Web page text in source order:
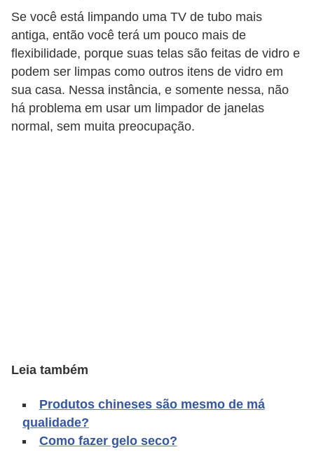
Se você está limpando uma TV de tubo mais
antiga, então você terá um pouco mais de
flexibilidade, porque suas telas são feitas de vidro e
podem ser limpas como outros itens de vidro em
sua casa. Nessa instância, e somente nessa, não
há problema em usar um limpador de janelas
normal, sem muita preocupação.
Leia também
Produtos chineses são mesmo de má
qualidade?
Como fazer gelo seco?
n
A
n
d
r
a
a
G